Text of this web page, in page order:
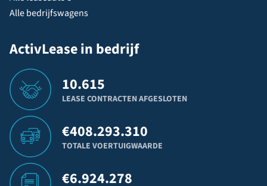
Alle bedrijfswagens
ActivLease in bedrijf
10.615
LEASE CONTRACTEN AFGESLOTEN
€408.293.310
TOTALE VOERTUIGWAARDE
€6.924.278